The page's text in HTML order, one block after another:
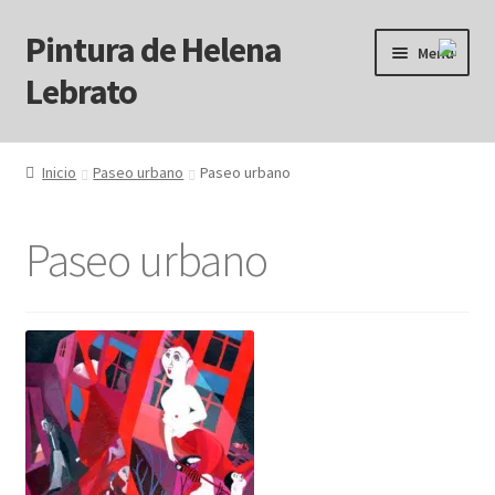
Ir
a
la
Ir
al
contenido
Pintura de Helena
Lebrato
Menú
Inicio
Arcanos
Blog
Carrito
Inicio Paseo urbano Paseo urbano
Paseo urbano